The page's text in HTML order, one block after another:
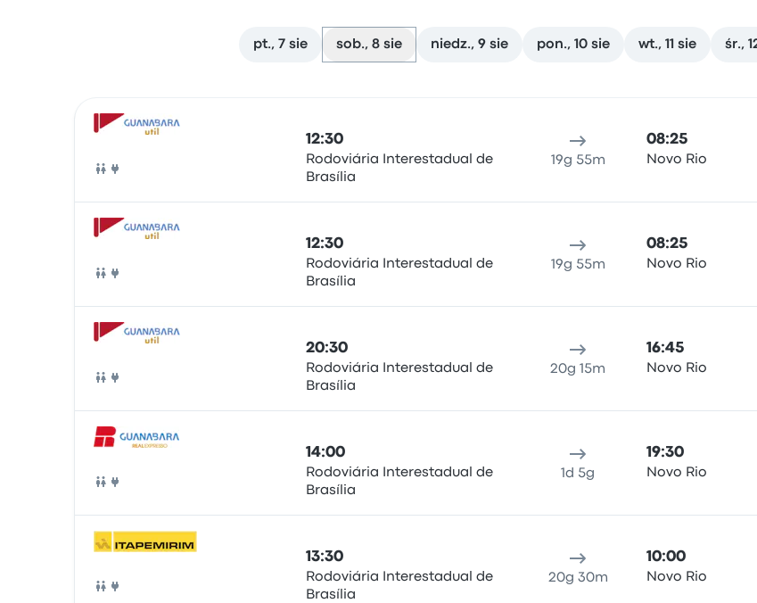
pt., 7 sie sob., 8 sie niedz., 9 sie pon., 10 sie wt., 11 sie śr.,
Autobus
12:30
Rodoviária Interestadual de
Brasília
19g 55m
08:25
Novo Rio
Autobus
12:30
Rodoviária Interestadual de
Brasília
19g 55m
08:25
Novo Rio
Autobus
20:30
Rodoviária Interestadual de
Brasília
20g 15m
16:45
Novo Rio
Autobus
14:00
Rodoviária Interestadual de
Brasília
1d 5g
19:30
Novo Rio
Autobus
13:30
Rodoviária Interestadual de
Brasília
20g 30m
10:00
Novo Rio